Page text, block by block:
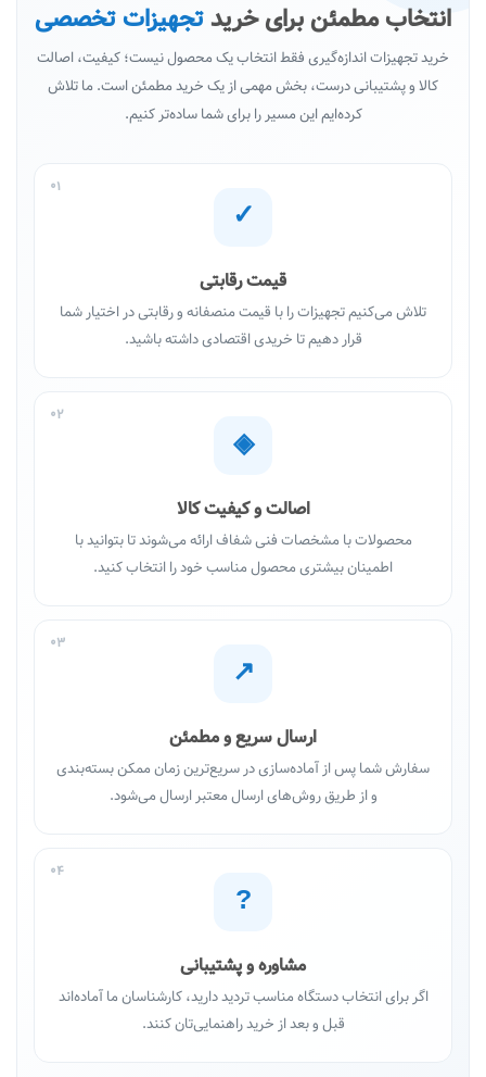
انتخاب مطمئن برای خرید تجهیزات تخصصی
خرید تجهیزات اندازه‌گیری فقط انتخاب یک محصول نیست؛ کیفیت، اصالت
کالا و پشتیبانی درست، بخش مهمی از یک خرید مطمئن است. ما تلاش
کرده‌ایم این مسیر را برای شما ساده‌تر کنیم.
01
✓
قیمت رقابتی
تلاش می‌کنیم تجهیزات را با قیمت منصفانه و رقابتی در اختیار شما
قرار دهیم تا خریدی اقتصادی داشته باشید.
02
◈
اصالت و کیفیت کالا
محصولات با مشخصات فنی شفاف ارائه می‌شوند تا بتوانید با
اطمینان بیشتری محصول مناسب خود را انتخاب کنید.
03
↗
ارسال سریع و مطمئن
سفارش شما پس از آماده‌سازی در سریع‌ترین زمان ممکن بسته‌بندی
و از طریق روش‌های ارسال معتبر ارسال می‌شود.
04
?
مشاوره و پشتیبانی
اگر برای انتخاب دستگاه مناسب تردید دارید، کارشناسان ما آماده‌اند
قبل و بعد از خرید راهنمایی‌تان کنند.